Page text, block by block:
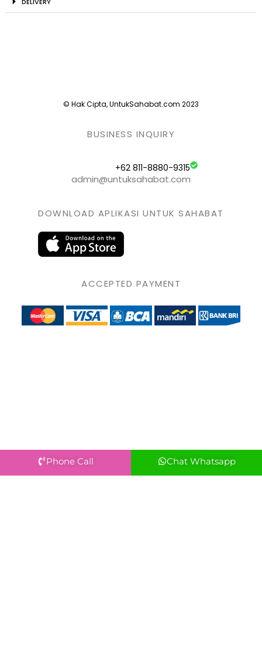
© Hak Cipta, UntukSahabat.com 2023
BUSINESS INQUIRY
+62 811-8880-9315
admin@untuksahabat.com
DOWNLOAD APLIKASI UNTUK SAHABAT
ACCEPTED PAYMENT
Phone Call Chat Whatsapp